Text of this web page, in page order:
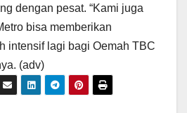
dengan pesat. “Kami juga
bisa memberikan
intensif lagi bagi Oemah TBC
(adv)